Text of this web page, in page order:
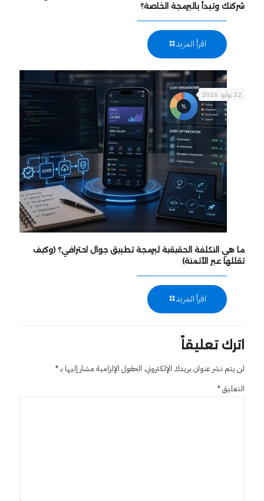
شركتك وتبدأ بالبرمجة الخاصة؟
اقرأ المزيد
22 يوليو، 2026
ما هي التكلفة الحقيقية لبرمجة تطبيق جوال احترافي؟ (وكيف
تقللها عبر الأتمتة)
اقرأ المزيد
اترك تعليقاً
لن يتم نشر عنوان بريدك الإلكتروني. الحقول الإلزامية مشار إليها بـ*
التعليق*